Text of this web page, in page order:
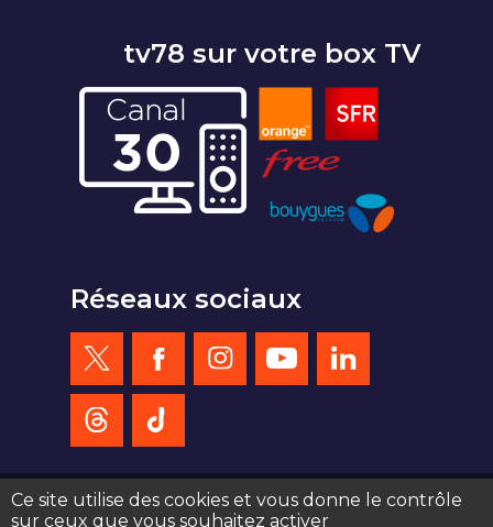
tv78 sur votre box TV
Réseaux sociaux
Ce site utilise des cookies et vous donne le contrôle
sur ceux que vous souhaitez activer